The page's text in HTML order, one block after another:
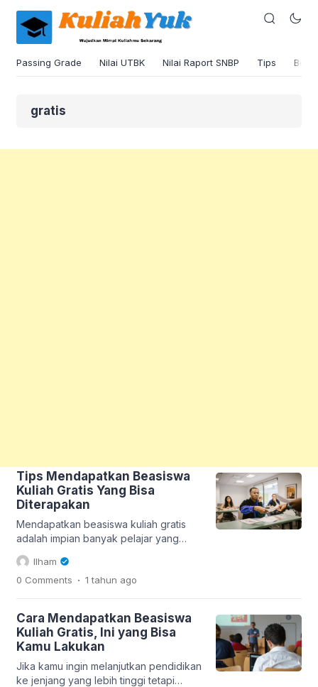
Passing Grade Nilai UTBK Nilai Raport SNBP Tips
gratis
Tips Mendapatkan Beasiswa
Kuliah Gratis Yang Bisa
Diterapakan
Mendapatkan beasiswa kuliah gratis
adalah impian banyak pelajar yang
ingin melanjutkan pendidikan tanpa
terbebani biaya. Dengan beasiswa,
mahasiswa dapat fokus belajar tanpa
persaingan untuk mendapatkan
beasiswa cukup ketat, sehingga
diperlukan strategi dan persiapan yang
matang. Oleh karena itu penting untuk
memahami tips mendapatkan beasiswa
Ilham
0 Comments . 1 tahun ago
Cara Mendapatkan Beasiswa
Kuliah Gratis, Ini yang Bisa
Kamu Lakukan
Jika kamu ingin melanjutkan pendidikan
ke jenjang yang lebih tinggi tetapi